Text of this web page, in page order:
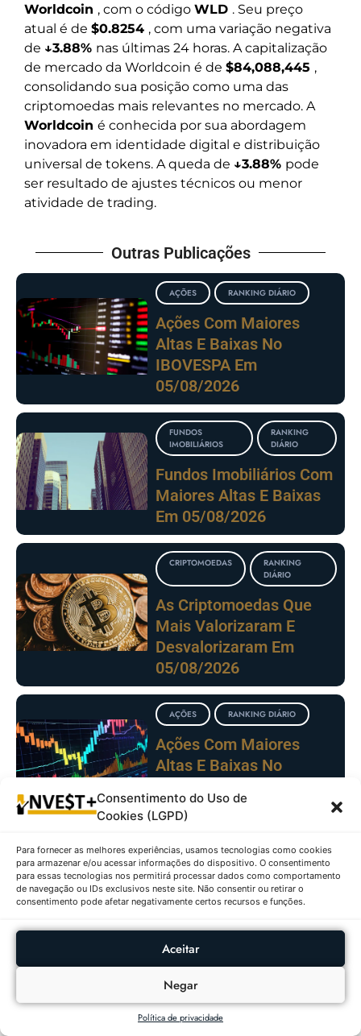
Consentimento do Uso de
Cookies (LGPD)
Para fornecer as melhores experiências, usamos tecnologias como cookies
para armazenar e/ou acessar informações do dispositivo. O consentimento
para essas tecnologias nos permitirá processar dados como comportamento
de navegação ou IDs exclusivos neste site. Não consentir ou retirar o
consentimento pode afetar negativamente certos recursos e funções.
Aceitar
Negar
Política de privacidade
Worldcoin , com o código WLD . Seu preço
atual é de $0.8254 , com uma variação negativa
de ↓3.88% nas últimas 24 horas. A capitalização
de mercado da Worldcoin é de $84,088,445 ,
consolidando sua posição como uma das
criptomoedas mais relevantes no mercado. A
Worldcoin é conhecida por sua abordagem
inovadora em identidade digital e distribuição
universal de tokens. A queda de ↓3.88% pode
ser resultado de ajustes técnicos ou menor
atividade de trading.
Outras Publicações
AÇÕES RANKING DIÁRIO
Ações Com Maiores
Altas E Baixas No
IBOVESPA Em
05/08/2026
FUNDOS
IMOBILIÁRIOS
RANKING
DIÁRIO
Fundos Imobiliários Com
Maiores Altas E Baixas
Em 05/08/2026
CRIPTOMOEDAS
RANKING
DIÁRIO
As Criptomoedas Que
Mais Valorizaram E
Desvalorizaram Em
05/08/2026
AÇÕES RANKING DIÁRIO
Ações Com Maiores
Altas E Baixas No
04/08/2026
FUNDOS
IMOBILIÁRIOS
RANKING
DIÁRIO
Fundos Imobiliários Com